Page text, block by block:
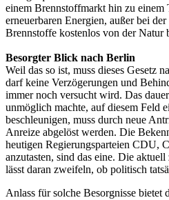
einem Brennstoffmarkt hin zu einem
erneuerbaren Energien, außer bei
Brennstoffe kostenlos von der Natur
Besorgter Blick nach Berlin
Weil das so ist, muss dieses Gesetz
darf keine Verzögerungen und
immer noch versucht wird. Das
unmöglich machte, auf diesem Feld
beschleunigen, muss durch neue
Anreize abgelöst werden. Die
heutigen Regierungsparteien CDU,
anzutasten, sind das eine. Die
lässt daran zweifeln, ob politisch
Anlass für solche Besorgnisse bietet